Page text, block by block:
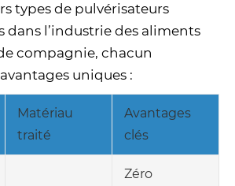
types de pulvérisateurs
dans l’industrie des aliments
compagnie, chacun
uniques :
Matériau
traité
Avantages
clés
Zéro